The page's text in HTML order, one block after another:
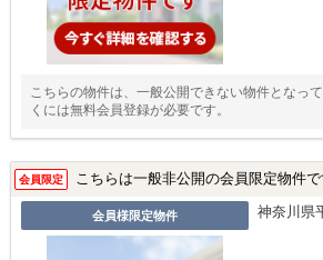
こちらの物件は、一般公開できない物件となっ
くには無料会員登録が必要です。
会員限定 こちらは一般非公開の会員限定物件で
会員様限定物件 神奈川県